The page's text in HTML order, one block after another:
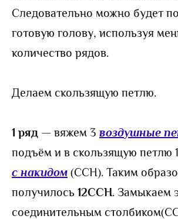
Следовательно можно будет
готовую голову, используя
количество рядов.
Делаем скользящую петлю.
1 ряд — вяжем 3 воздушные
подъём и в скользящую петлю
с накидом (ССН). Таким
получилось 12ССН. Замыкаем
соединительным